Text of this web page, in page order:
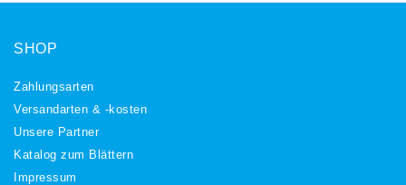
SHOP
Zahlungsarten
Versandarten & -kosten
Unsere Partner
Katalog zum Blättern
Impressum